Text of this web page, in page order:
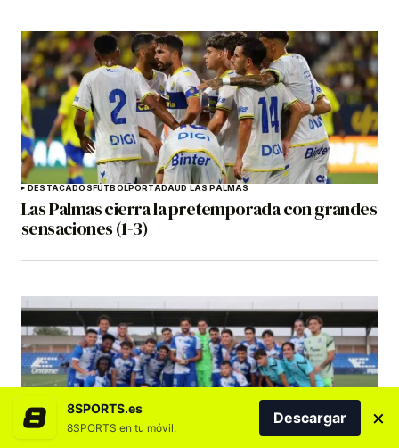
DESTACADOSFÚTBOLPORTADAUD LAS PALMAS
Las Palmas cierra la pretemporada con grandes
sensaciones (1-3)
8SPORTS.es
8SPORTS en tu móvil.
Descargar ×